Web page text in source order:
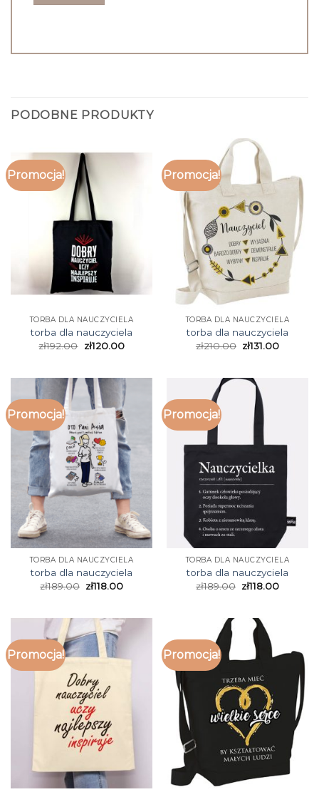
PODOBNE PRODUKTY
Promocja!
TORBA DLA NAUCZYCIELA
torba dla nauczyciela
zł192.00 zł120.00
Promocja!
TORBA DLA NAUCZYCIELA
torba dla nauczyciela
zł210.00 zł131.00
Promocja!
TORBA DLA NAUCZYCIELA
torba dla nauczyciela
zł189.00 zł118.00
Promocja!
TORBA DLA NAUCZYCIELA
torba dla nauczyciela
zł189.00 zł118.00
Promocja! Promocja!